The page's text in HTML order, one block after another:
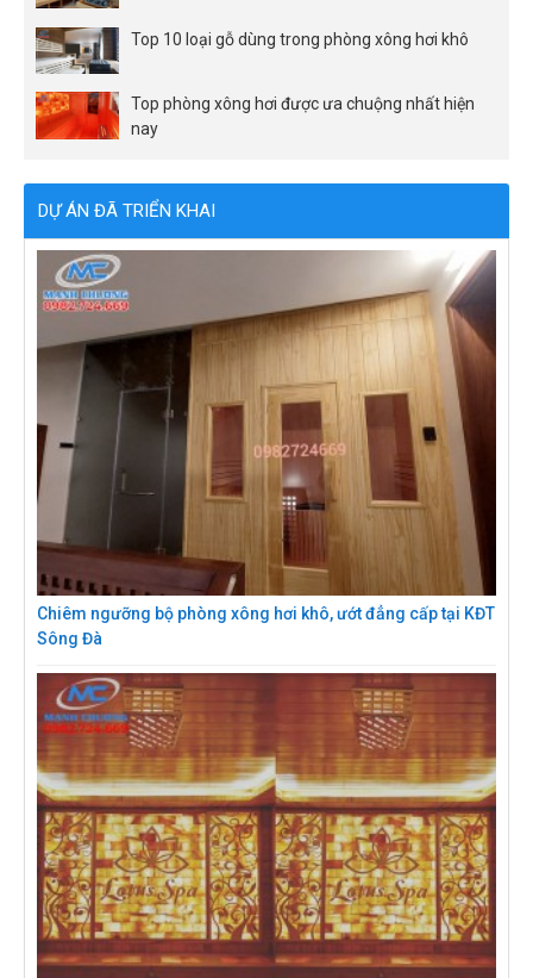
Top 10 loại gỗ dùng trong phòng xông hơi khô
Top phòng xông hơi được ưa chuộng nhất hiện
nay
DỰ ÁN ĐÃ TRIỂN KHAI
Chiêm ngưỡng bộ phòng xông hơi khô, ướt đẳng cấp tại KĐT
Sông Đà